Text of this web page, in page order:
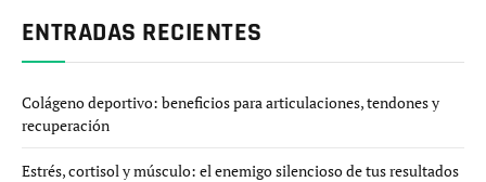
ENTRADAS RECIENTES
Colágeno deportivo: beneficios para articulaciones, tendones y
recuperación
Estrés, cortisol y músculo: el enemigo silencioso de tus resultados